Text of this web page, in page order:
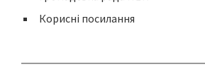
Корисні посилання